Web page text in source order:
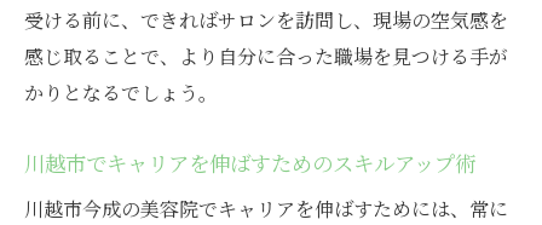
受ける前に、できればサロンを訪問し、現場の空気感を
感じ取ることで、より自分に合った職場を見つける手が
かりとなるでしょう。
川越市でキャリアを伸ばすためのスキルアップ術
川越市今成の美容院でキャリアを伸ばすためには、常に